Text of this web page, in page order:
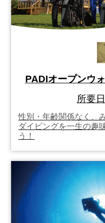
PADIオープンウ
所要
性別・年齢関係なく、
ダイビングを一生の趣
う！